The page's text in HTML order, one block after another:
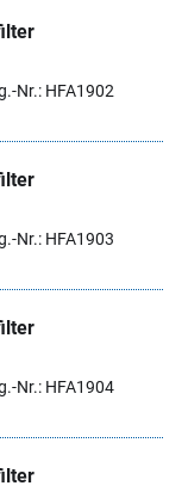
Nr.: HFA1902
Nr.: HFA1903
Nr.: HFA1904